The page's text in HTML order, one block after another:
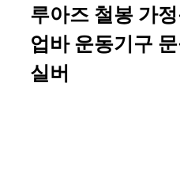
루아즈 철봉 가
업바 운동기구
실버